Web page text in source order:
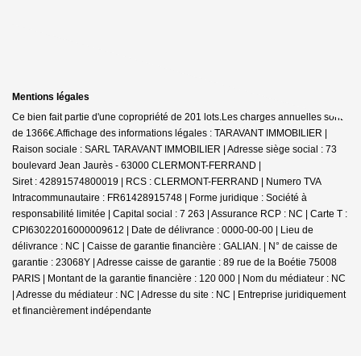
Mentions légales
Ce bien fait partie d'une copropriété de 201 lots.Les charges annuelles sont
de 1366€.Affichage des informations légales : TARAVANT IMMOBILIER |
Raison sociale : SARL TARAVANT IMMOBILIER | Adresse siège social : 73
boulevard Jean Jaurès - 63000 CLERMONT-FERRAND |
Siret : 42891574800019 | RCS : CLERMONT-FERRAND | Numero TVA
Intracommunautaire : FR61428915748 | Forme juridique : Société à
responsabilité limitée | Capital social : 7 263 | Assurance RCP : NC | Carte T :
CPI63022016000009612 | Date de délivrance : 0000-00-00 | Lieu de
délivrance : NC | Caisse de garantie financière : GALIAN. | N° de caisse de
garantie : 23068Y | Adresse caisse de garantie : 89 rue de la Boétie 75008
PARIS | Montant de la garantie financière : 120 000 | Nom du médiateur : NC
| Adresse du médiateur : NC | Adresse du site : NC | Entreprise juridiquement
et financièrement indépendante